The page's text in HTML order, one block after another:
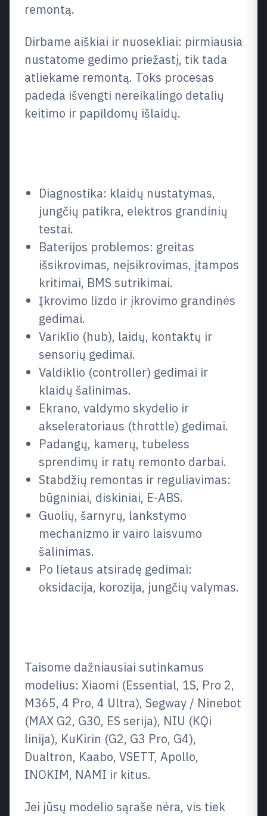
remontą.
Dirbame aiškiai ir nuosekliai: pirmiausia
nustatome gedimo priežastį, tik tada
atliekame remontą. Toks procesas
padeda išvengti nereikalingo detalių
keitimo ir papildomų išlaidų.
Diagnostika: klaidų nustatymas,
jungčių patikra, elektros grandinių
testai.
Baterijos problemos: greitas
išsikrovimas, neįsikrovimas, įtampos
kritimai, BMS sutrikimai.
Įkrovimo lizdo ir įkrovimo grandinės
gedimai.
Variklio (hub), laidų, kontaktų ir
sensorių gedimai.
Valdiklio (controller) gedimai ir
klaidų šalinimas.
Ekrano, valdymo skydelio ir
akseleratoriaus (throttle) gedimai.
Padangų, kamerų, tubeless
sprendimų ir ratų remonto darbai.
Stabdžių remontas ir reguliavimas:
būgniniai, diskiniai, E-ABS.
Guolių, šarnyrų, lankstymo
mechanizmo ir vairo laisvumo
šalinimas.
Po lietaus atsiradę gedimai:
oksidacija, korozija, jungčių valymas.
Taisome dažniausiai sutinkamus
modelius: Xiaomi (Essential, 1S, Pro 2,
M365, 4 Pro, 4 Ultra), Segway / Ninebot
(MAX G2, G30, ES serija), NIU (KQi
linija), KuKirin (G2, G3 Pro, G4),
Dualtron, Kaabo, VSETT, Apollo,
INOKIM, NAMI ir kitus.
Jei jūsų modelio sąraše nėra, vis tiek